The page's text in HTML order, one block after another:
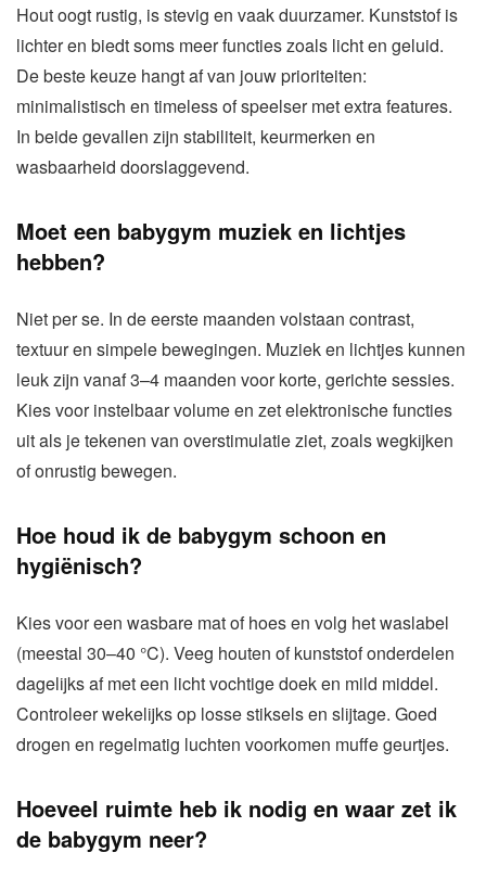
Hout oogt rustig, is stevig en vaak duurzamer. Kunststof is
lichter en biedt soms meer functies zoals licht en geluid.
De beste keuze hangt af van jouw prioriteiten:
minimalistisch en timeless of speelser met extra features.
In beide gevallen zijn stabiliteit, keurmerken en
wasbaarheid doorslaggevend.
Moet een babygym muziek en lichtjes
hebben?
Niet per se. In de eerste maanden volstaan contrast,
textuur en simpele bewegingen. Muziek en lichtjes kunnen
leuk zijn vanaf 3–4 maanden voor korte, gerichte sessies.
Kies voor instelbaar volume en zet elektronische functies
uit als je tekenen van overstimulatie ziet, zoals wegkijken
of onrustig bewegen.
Hoe houd ik de babygym schoon en
hygiënisch?
Kies voor een wasbare mat of hoes en volg het waslabel
(meestal 30–40 °C). Veeg houten of kunststof onderdelen
dagelijks af met een licht vochtige doek en mild middel.
Controleer wekelijks op losse stiksels en slijtage. Goed
drogen en regelmatig luchten voorkomen muffe geurtjes.
Hoeveel ruimte heb ik nodig en waar zet ik
de babygym neer?